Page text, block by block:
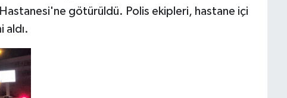
götürüldü. Polis ekipleri, hastane içi
aldı.